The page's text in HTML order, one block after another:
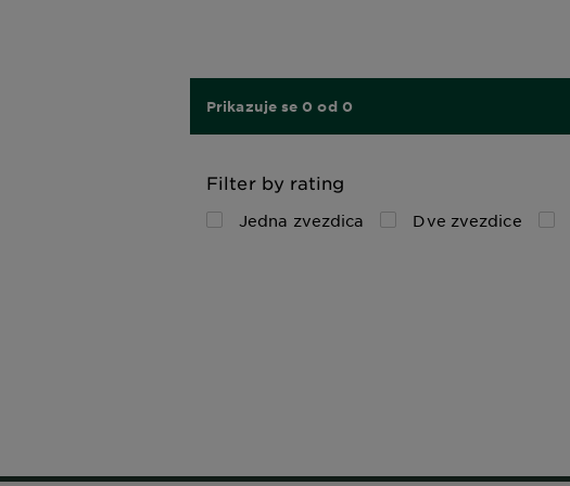
Prikazuje se 0 od 0
Filter by rating
Jedna zvezdica Dve zvezdice